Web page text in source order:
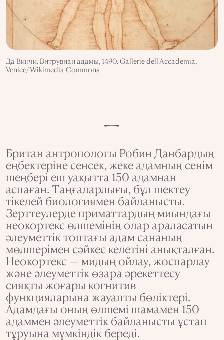
Да Винчи. Витрувиан адамы, 1490. Gallerie dell'Accademia,
Venice/Wikimedia Commons
Британ антропологы Робин Данбардың
еңбектеріне сенсек, жеке адамның сенім
шеңбері еш уақытта 150 адамнан
аспаған. Таңғаларлығы, бұл шектеу
тікелей биологиямен байланысты.
Зерттеулерде приматтардың миындағы
неокортекс өлшемінің олар араласатын
әлеуметтік топтағы адам сананың
мөлшерімен сәйкес келетіні анықталған.
Неокортекс — мидың ойлау, жоспарлау
және әлеуметтік өзара әрекеттесу
сияқты жоғары когнитив
функцияларына жауапты бөліктері.
Адамдағы оның өлшемі шамамен 150
адаммен әлеуметтік байланысты ұстап
тұруына мүмкіндік береді.